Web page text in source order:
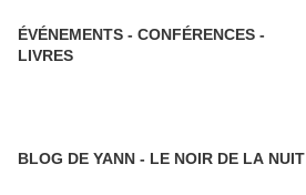
ÉVÉNEMENTS - CONFÉRENCES -
LIVRES
BLOG DE YANN - LE NOIR DE LA NUIT